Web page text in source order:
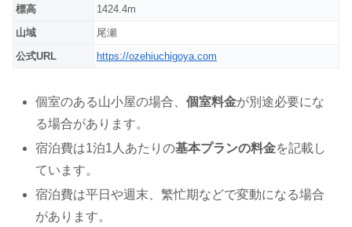
標高
1424.4m
山域
尾瀬
公式URL
https://ozehiuchigoya.com
個室のある山小屋の場合、個室料金が別途必要にな
る場合があります。
宿泊費は1泊1人あたりの基本プランの料金を記載し
ています。
宿泊費は平日や週末、繁忙期などで変動になる場合
があります。